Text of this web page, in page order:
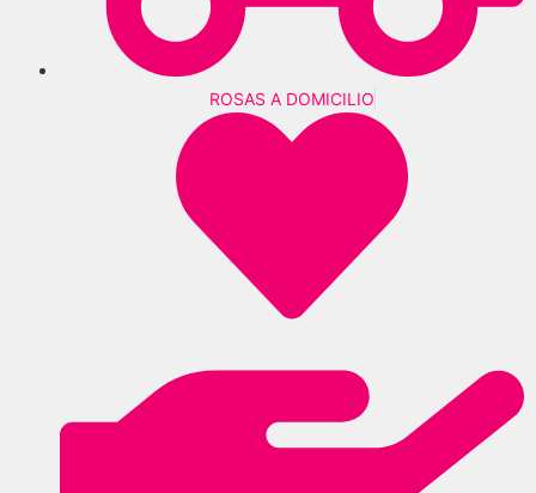
ROSAS A DOMICILIO